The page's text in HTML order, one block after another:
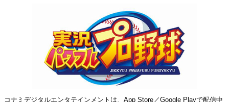
コナミデジタルエンタテインメントは、App Store／Google Playで配信中